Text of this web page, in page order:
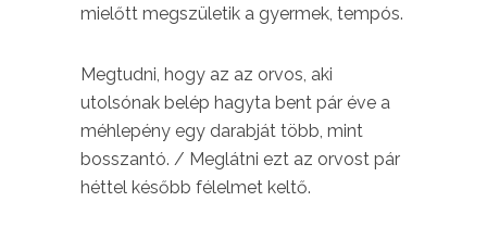
mielőtt megszületik a gyermek, tempós.
Megtudni, hogy az az orvos, aki
utolsónak belép hagyta bent pár éve a
méhlepény egy darabját több, mint
bosszantó. / Meglátni ezt az orvost pár
héttel később félelmet keltő.